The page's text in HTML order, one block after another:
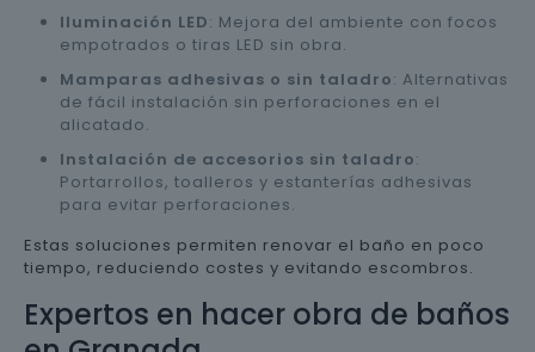
Iluminación LED: Mejora del ambiente con focos
empotrados o tiras LED sin obra.
Mamparas adhesivas o sin taladro: Alternativas
de fácil instalación sin perforaciones en el
alicatado.
Instalación de accesorios sin taladro:
Portarrollos, toalleros y estanterías adhesivas
para evitar perforaciones.
Estas soluciones permiten renovar el baño en poco
tiempo, reduciendo costes y evitando escombros.
Expertos en hacer obra de baños